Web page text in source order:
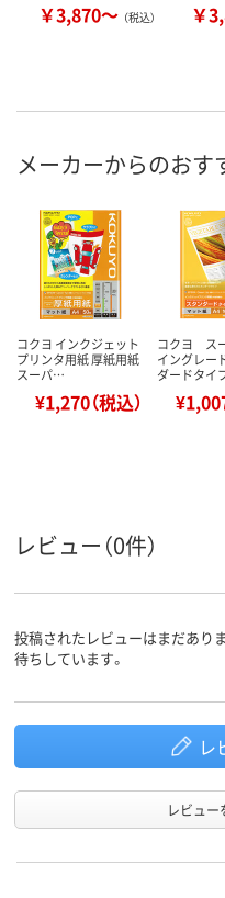
￥3,870～ （税込） ￥
メーカーからのおす
コクヨ インクジェット
プリンタ用紙 厚紙用紙
スーパ…
¥1,270（税込）
コクヨ ス
イングレ
ダードタイ
レビュー（0件）
投稿されたレビューはまだあり
待ちしています。
レ
レビュー